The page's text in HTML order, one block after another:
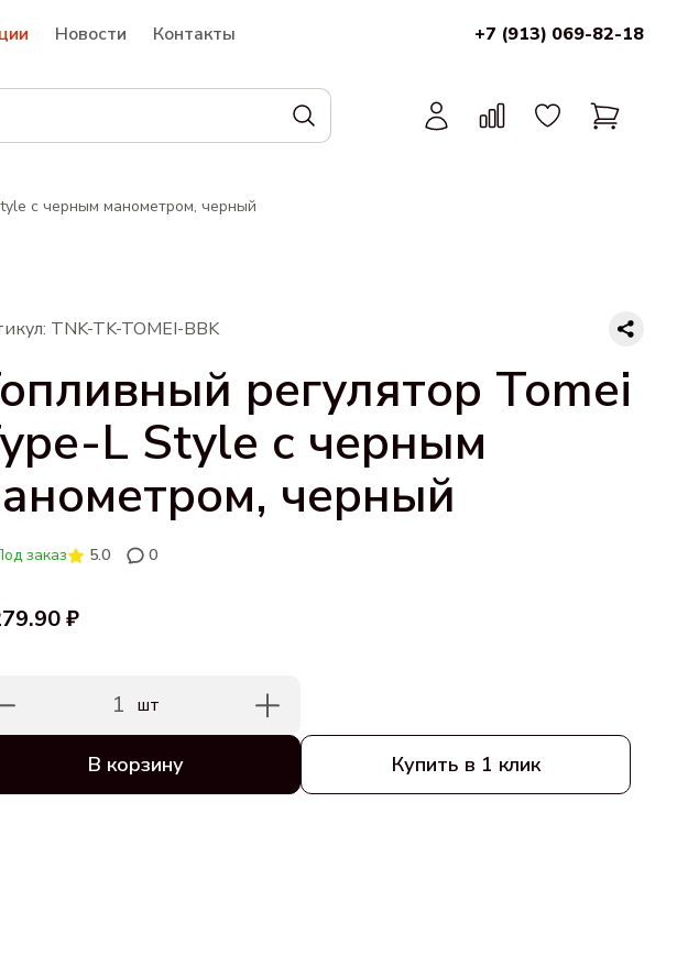
Новости Контакты +7 (913) 069-82-18
с черным манометром, черный
TNK-TK-TOMEI-BBK
регулятор Tomei
L Style с черным
черный
заказ 5.0 0
₽
1 шт
В корзину Купить в 1 клик